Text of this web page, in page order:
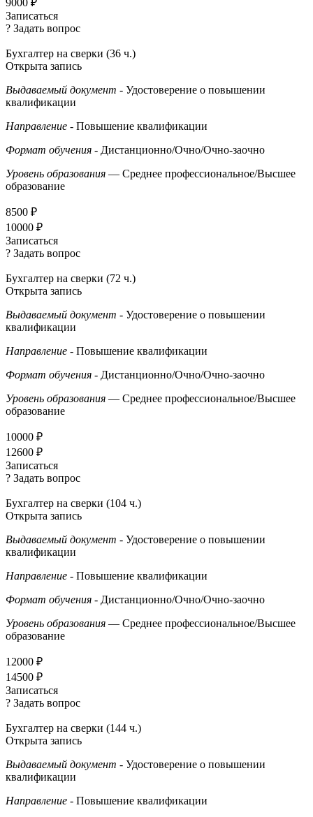
Записаться
? Задать вопрос
Бухгалтер на сверки (36 ч.)
Открыта запись
Выдаваемый документ - Удостоверение о повышении
квалификации
Направление - Повышение квалификации
Формат обучения - Дистанционно/Очно/Очно-заочно
Уровень образования — Среднее профессиональное/Высшее
образование
8500 ₽
10000 ₽
Записаться
? Задать вопрос
Бухгалтер на сверки (72 ч.)
Открыта запись
Выдаваемый документ - Удостоверение о повышении
квалификации
Направление - Повышение квалификации
Формат обучения - Дистанционно/Очно/Очно-заочно
Уровень образования — Среднее профессиональное/Высшее
образование
10000 ₽
12600 ₽
Записаться
? Задать вопрос
Бухгалтер на сверки (104 ч.)
Открыта запись
Выдаваемый документ - Удостоверение о повышении
квалификации
Направление - Повышение квалификации
Формат обучения - Дистанционно/Очно/Очно-заочно
Уровень образования — Среднее профессиональное/Высшее
образование
12000 ₽
14500 ₽
Записаться
? Задать вопрос
Бухгалтер на сверки (144 ч.)
Открыта запись
Выдаваемый документ - Удостоверение о повышении
квалификации
Направление - Повышение квалификации